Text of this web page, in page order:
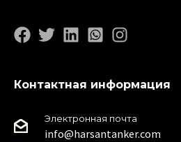
Контактная информация
Электронная почта
info@harsantanker.com